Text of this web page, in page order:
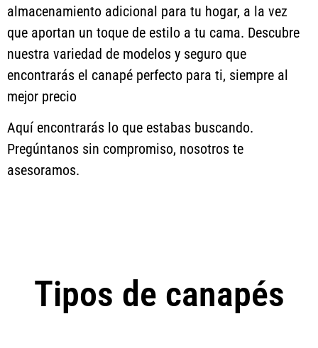
almacenamiento adicional para tu hogar, a la vez
que aportan un toque de estilo a tu cama. Descubre
nuestra variedad de modelos y seguro que
encontrarás el canapé perfecto para ti, siempre al
mejor precio
Aquí encontrarás lo que estabas buscando.
Pregúntanos sin compromiso, nosotros te
asesoramos.
Tipos de canapés